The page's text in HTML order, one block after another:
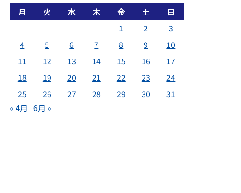
月
火 水 木 金 土
日
1
2
3
4
5 6 7 8 9
10
11
12 13 14 15 16
17
18
19 20 21 22 23
24
25
26 27 28 29 30
31
« 4月 6月 »